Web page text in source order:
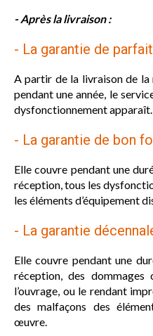
- Après la livraison :
- La garantie de
A partir de la livraison de la
pendant une année, le
dysfonctionnement apparaît.
- La garantie de bon
Elle couvre pendant une
réception, tous les
les éléments d’équipement
- La garantie
Elle couvre pendant une
réception, des
l’ouvrage, ou le rendant
des malfaçons des
œuvre.